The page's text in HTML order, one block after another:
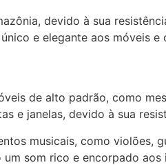
devido à sua
e elegante aos móveis
de alto padrão, como
e janelas, devido à sua
musicais, como violões,
som rico e encorpado aos